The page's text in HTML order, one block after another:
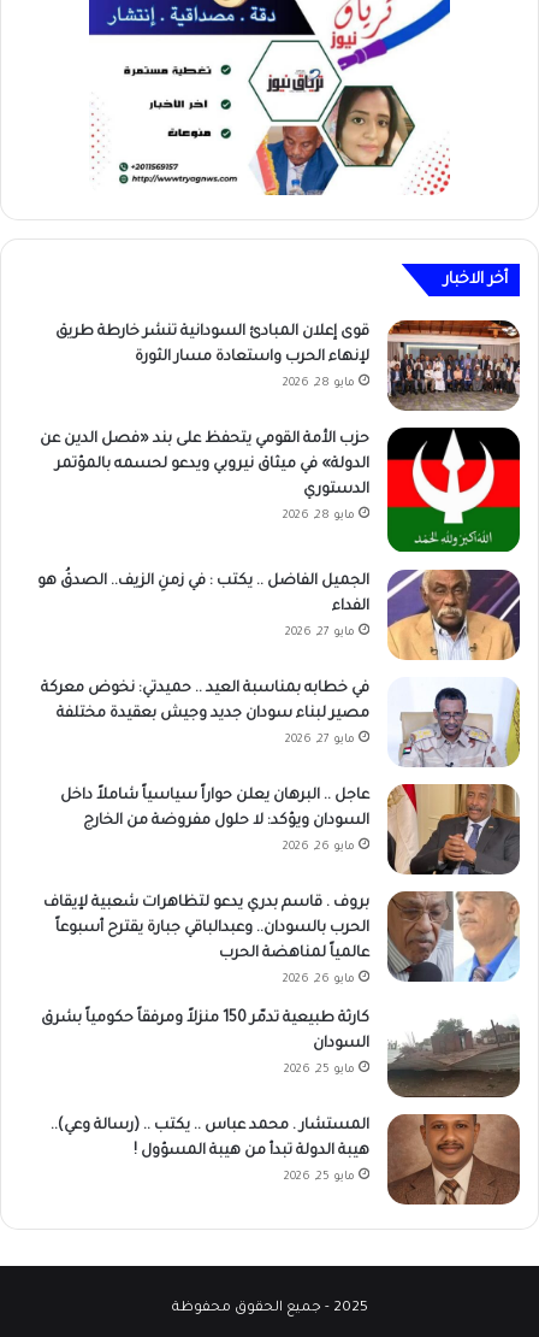
أخر الاخبار
قوى إعلان المبادئ السودانية تنشر خارطة طريق
لإنهاء الحرب واستعادة مسار الثورة
مايو 28, 2026
حزب الأمة القومي يتحفظ على بند «فصل الدين عن
الدولة» في ميثاق نيروبي ويدعو لحسمه بالمؤتمر
الدستوري
مايو 28, 2026
الجميل الفاضل .. يكتب : في زمنِ الزيف.. الصدقُ هو
الفداء
مايو 27, 2026
في خطابه بمناسبة العيد .. حميدتي: نخوض معركة
مصير لبناء سودان جديد وجيش بعقيدة مختلفة
مايو 27, 2026
عاجل .. البرهان يعلن حواراً سياسياً شاملاً داخل
السودان ويؤكد: لا حلول مفروضة من الخارج
مايو 26, 2026
بروف . قاسم بدري يدعو لتظاهرات شعبية لإيقاف
الحرب بالسودان.. وعبدالباقي جبارة يقترح أسبوعاً
عالمياً لمناهضة الحرب
مايو 26, 2026
كارثة طبيعية تدمّر 150 منزلاً ومرفقاً حكومياً بشرق
السودان
مايو 25, 2026
المستشار . محمد عباس .. يكتب .. (رسالة وعي)..
هيبة الدولة تبدأ من هيبة المسؤول !
مايو 25, 2026
2025 - جميع الحقوق محفوظة